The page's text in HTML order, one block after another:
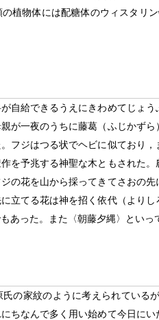
植物体には配糖体のウィスタリ
自給できるうえにきわめてじょ
が一夜のうちに藤葛（ふじかず
フジはつる状でヘビに似ており
を予兆する神聖な木ともされた
の花を山から採ってきてさおの
立てる花は神を招く依代（より
あった。また〈朝藤夕縄〉といっ
の家紋のように考えられている
ちなんで多く用い始めて今日に